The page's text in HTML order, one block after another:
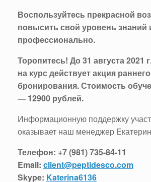
Воспользуйтесь прекрасной
повысить свой уровень знаний
профессионально.
Торопитесь! До 31 августа 2021
на курс действует акция раннего
бронирования.Стоимость
― 12900 рублей.
Информационную поддержку
оказывает наш менеджер
Телефон: +7 (981) 735-84-11
Email: client@peptidesco.com
Skype: Katerina6136